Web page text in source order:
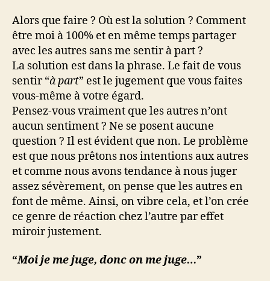
Alors que faire ? Où est la solution ? Comment
être moi à 100% et en même temps partager
avec les autres sans me sentir à part ?
La solution est dans la phrase. Le fait de vous
sentir “à part” est le jugement que vous faites
vous-même à votre égard.
Pensez-vous vraiment que les autres n’ont
aucun sentiment ? Ne se posent aucune
question ? Il est évident que non. Le problème
est que nous prêtons nos intentions aux autres
et comme nous avons tendance à nous juger
assez sévèrement, on pense que les autres en
font de même. Ainsi, on vibre cela, et l’on crée
ce genre de réaction chez l’autre par effet
miroir justement.
“Moi je me juge, donc on me juge…”